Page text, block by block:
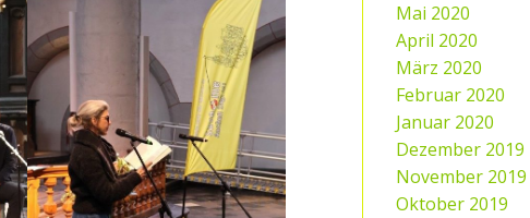
Mai 2020
April 2020
März 2020
Februar 2020
Januar 2020
Dezember 2019
November 2019
Oktober 2019